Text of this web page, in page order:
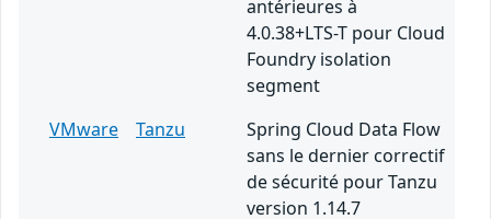
antérieures à
4.0.38+LTS-T pour Cloud
Foundry isolation
segment
VMware
Tanzu
Spring Cloud Data Flow
sans le dernier correctif
de sécurité pour Tanzu
version 1.14.7